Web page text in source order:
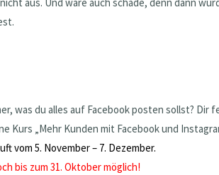
was du alles auf Facebook posten sollst? Dir
Kurs „Mehr Kunden mit Facebook und
vom 5. November – 7. Dezember.
bis zum 31. Oktober möglich!